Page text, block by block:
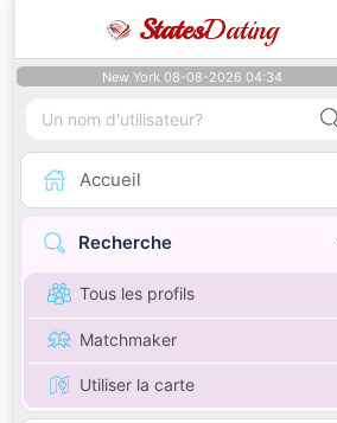
StatesDating
New York 08-08-2026 04:34
Accueil
Recherche
Tous les profils
Matchmaker
Utiliser la carte